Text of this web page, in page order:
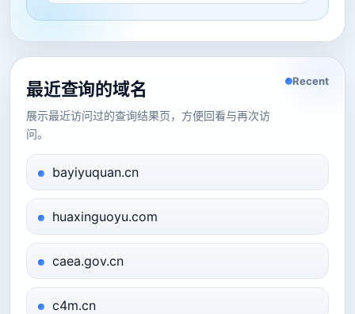
最近查询的域名
展示最近访问过的查询结果页，方便回看与再次访
问。
Recent
bayiyuquan.cn
huaxinguoyu.com
caea.gov.cn
c4m.cn